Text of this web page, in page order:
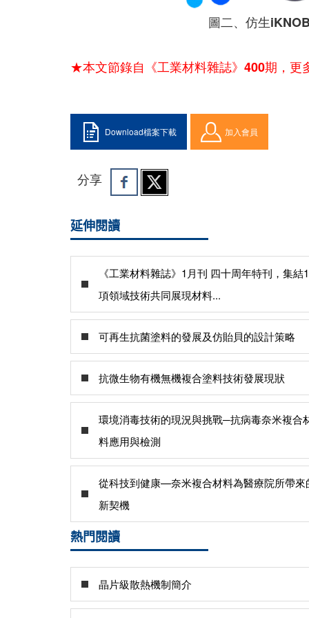
圖二、仿生
★本文節錄自《工業材料雜誌》400期，更
Download檔案下載 加入會員
分享
延伸閱讀
《工業材料雜誌》1月刊 四十周年特刊，集結
項領域技術共同展現材料...
可再生抗菌塗料的發展及仿貽貝的設計策略
抗微生物有機無機複合塗料技術發展現狀
環境消毒技術的現況與挑戰─抗病毒奈米複合
料應用與檢測
從科技到健康—奈米複合材料為醫療院所帶來
新契機
熱門閱讀
晶片級散熱機制簡介